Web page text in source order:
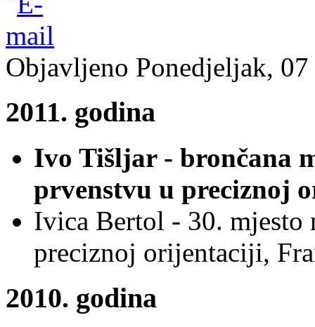
Objavljeno Ponedjeljak,
2011. godina
Ivo Tišljar - brončana
prvenstvu u preciznoj
Ivica Bertol - 30. mjesto
preciznoj orijentaciji,
2010. godina